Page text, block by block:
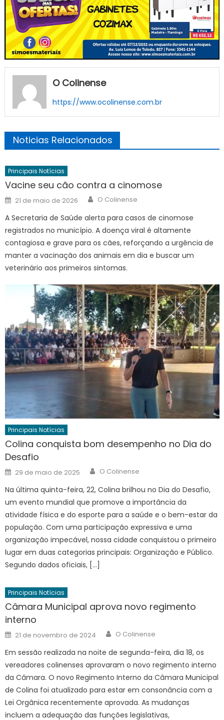
O Colinense
https://www.ocolinense.com.br
Noticias Relacionados
Principais Notícias
Vacine seu cão contra a cinomose
Posted
on
21 de maio de 2026 Author
O Colinense
A Secretaria de Saúde alerta para casos de cinomose
registrados no município. A doença viral é altamente
contagiosa e grave para os cães, reforçando a urgência de
manter a vacinação dos animais em dia e buscar um
veterinário aos primeiros sintomas.
Principais Notícias
Colina conquista bom desempenho no Dia do
Desafio
Posted
on
29 de maio de 2025 Author
O Colinense
Na última quinta-feira, 22, Colina brilhou no Dia do Desafio,
um evento mundial que promove a importância da
atividade física e do esporte para a saúde e o bem-estar da
população. Com uma participação expressiva e uma
organização impecável, nossa cidade conquistou o primeiro
lugar em duas categorias principais: Organização e Público.
Segundo dados oficiais, […]
Principais Notícias
Câmara Municipal aprova novo regimento
interno
Posted
on
21 de novembro de 2024 Author
O Colinense
Em sessão realizada na noite de segunda-feira, dia 18, os
vereadores colinenses aprovaram o novo regimento interno
da Câmara. O novo Regimento Interno da Câmara Municipal
de Colina foi atualizado para estar em consonância com a
Lei Orgânica recentemente aprovada. As mudanças
incluem a adequação das funções legislativas,